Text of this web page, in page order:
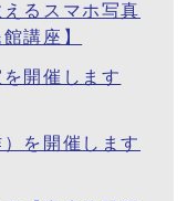
るスマホ写真
講座】
開催します
を開催します